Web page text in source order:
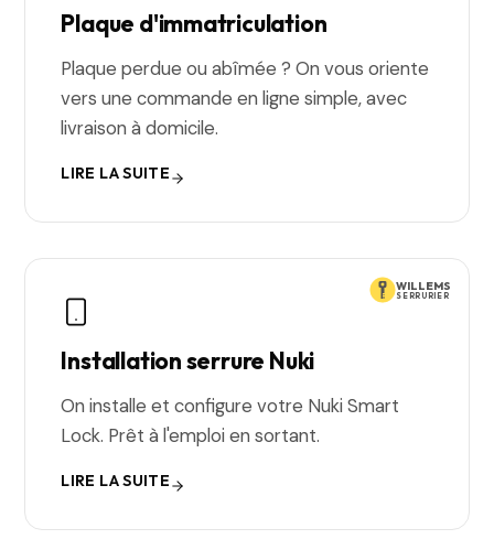
Plaque d'immatriculation
Plaque perdue ou abîmée ? On vous oriente
vers une commande en ligne simple, avec
livraison à domicile.
LIRE LA SUITE
WILLEMS
SERRURIER
Installation serrure Nuki
On installe et configure votre Nuki Smart
Lock. Prêt à l'emploi en sortant.
LIRE LA SUITE